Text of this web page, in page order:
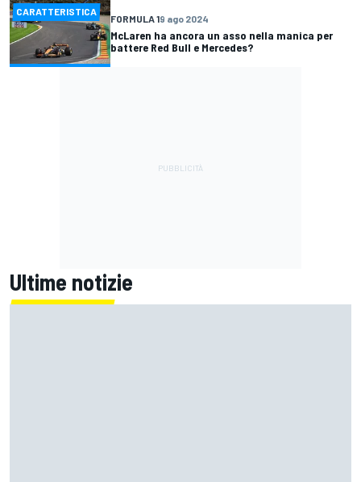
CARATTERISTICA
FORMULA 19 ago 2024
McLaren ha ancora un asso nella manica per
battere Red Bull e Mercedes?
Ultime notizie